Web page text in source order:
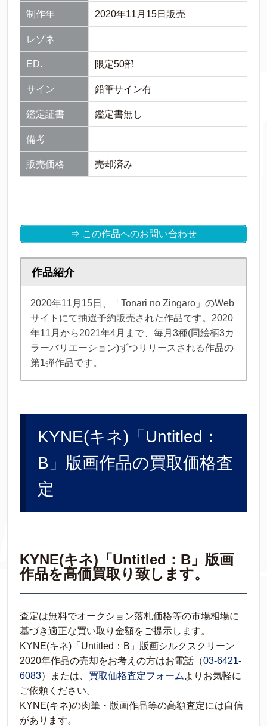
制作年 2020年11月15日販売
レゾネ
ED. 限定50部
サイン 鉛筆サイン有
鑑定証書 鑑定書無し
備考
販売価格 売却済み
⇒ この作品へのお問い合わせ
作品紹介
2020年11月15日、「Tonari no Zingaro」のWeb
サイトにて抽選予約販売された作品です。2020
年11月から2021年4月まで、毎月3種(同絵柄3カ
ラーバリエーション)ずつリリースされる作品の
第1弾作品です。
KYNE(キネ)「Untitled：
B」版画作品の買取価格査
定
KYNE(キネ)「Untitled：B」版画
作品を高価買取り致します。
査定は無料でオークション落札価格等の市場相場に
基づき適正な買い取り金額をご提示します。
KYNE(キネ)「Untitled：B」版画シルクスクリーン
2020年作品の売却をお考えの方はお電話（03-6421-
6083）または、 買取価格査定フォーム よりお気軽に
ご依頼ください。
KYNE(キネ)の肉筆・版画作品等の高額査定には自信
があります。